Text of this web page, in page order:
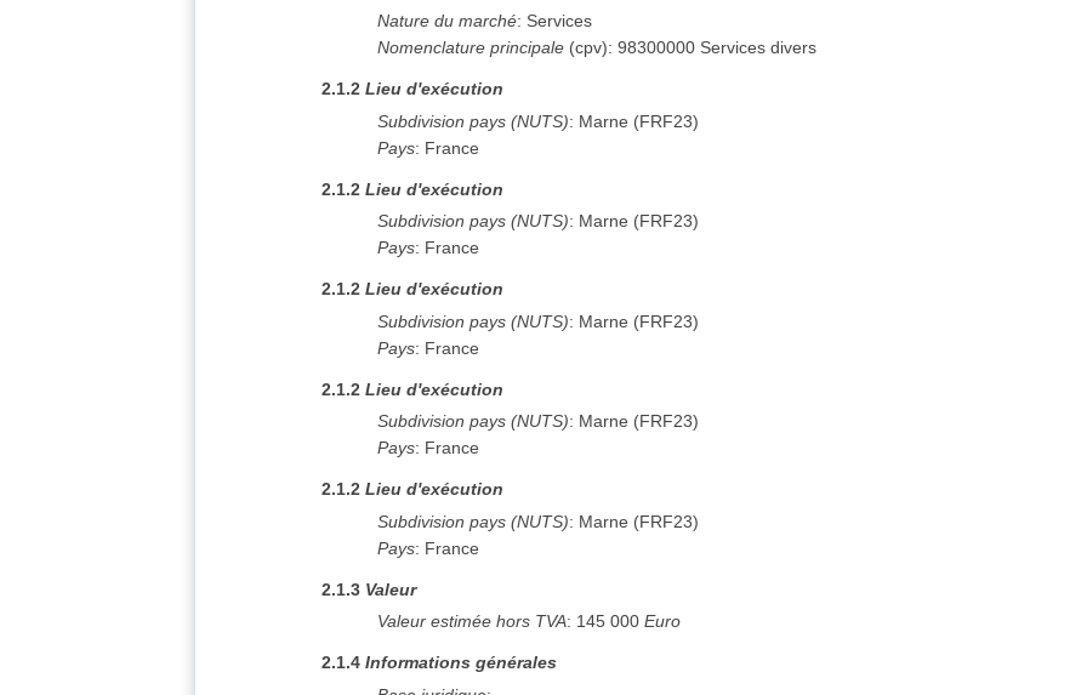
Nature du marché: Services
Nomenclature principale (cpv):98300000 Services divers
2.1.2Lieu d'exécution
Subdivision pays (NUTS): Marne (FRF23)
Pays: France
2.1.2Lieu d'exécution
Subdivision pays (NUTS): Marne (FRF23)
Pays: France
2.1.2Lieu d'exécution
Subdivision pays (NUTS): Marne (FRF23)
Pays: France
2.1.2Lieu d'exécution
Subdivision pays (NUTS): Marne (FRF23)
Pays: France
2.1.2Lieu d'exécution
Subdivision pays (NUTS): Marne (FRF23)
Pays: France
2.1.3 Valeur
Valeur estimée hors TVA: 145 000 Euro
2.1.4Informations générales